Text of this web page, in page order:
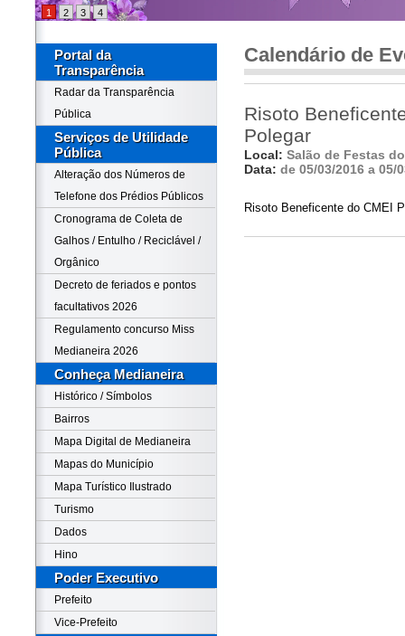
1 2 3 4
Portal da
Transparência
Radar da Transparência
Pública
Serviços de Utilidade
Pública
Alteração dos Números de
Telefone dos Prédios Públicos
Cronograma de Coleta de
Galhos / Entulho / Reciclável /
Orgânico
Decreto de feriados e pontos
facultativos 2026
Regulamento concurso Miss
Medianeira 2026
Conheça Medianeira
Histórico / Símbolos
Bairros
Mapa Digital de Medianeira
Mapas do Município
Mapa Turístico Ilustrado
Turismo
Dados
Hino
Poder Executivo
Prefeito
Vice-Prefeito
Calendário de
Risoto
Polegar
Local: Salão de Festas
Data: de 05/03/2016 a 05/
Risoto Beneficente do CMEI